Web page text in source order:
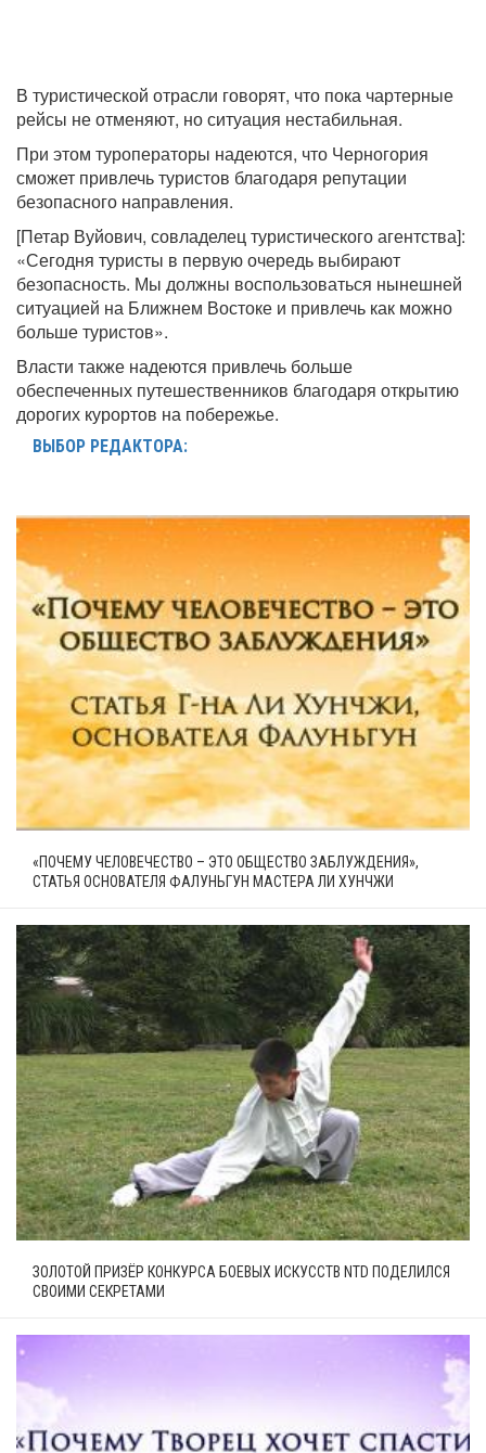
В туристической отрасли говорят, что пока чартерные
рейсы не отменяют, но ситуация нестабильная.
При этом туроператоры надеются, что Черногория
сможет привлечь туристов благодаря репутации
безопасного направления.
[Петар Вуйович, совладелец туристического агентства]:
«Сегодня туристы в первую очередь выбирают
безопасность. Мы должны воспользоваться нынешней
ситуацией на Ближнем Востоке и привлечь как можно
больше туристов».
Власти также надеются привлечь больше
обеспеченных путешественников благодаря открытию
дорогих курортов на побережье.
ВЫБОР РЕДАКТОРА:
«ПОЧЕМУ ЧЕЛОВЕЧЕСТВО – ЭТО ОБЩЕСТВО ЗАБЛУЖДЕНИЯ»,
СТАТЬЯ ОСНОВАТЕЛЯ ФАЛУНЬГУН МАСТЕРА ЛИ ХУНЧЖИ
ЗОЛОТОЙ ПРИЗЁР КОНКУРСА БОЕВЫХ ИСКУССТВ NTD ПОДЕЛИЛСЯ
СВОИМИ СЕКРЕТАМИ